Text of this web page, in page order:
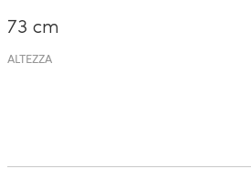
73 cm
ALTEZZA